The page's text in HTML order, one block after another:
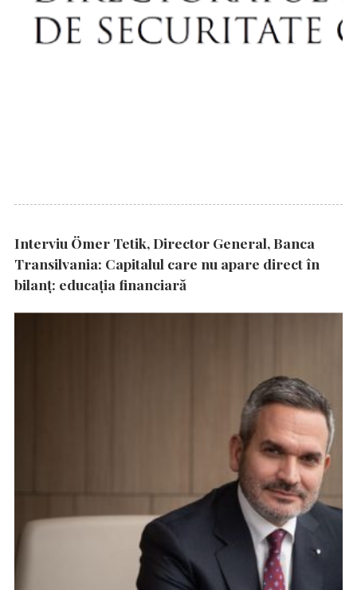
Interviu Ömer Tetik, Director General, Banca
Transilvania: Capitalul care nu apare direct în
bilanț: educația financiară